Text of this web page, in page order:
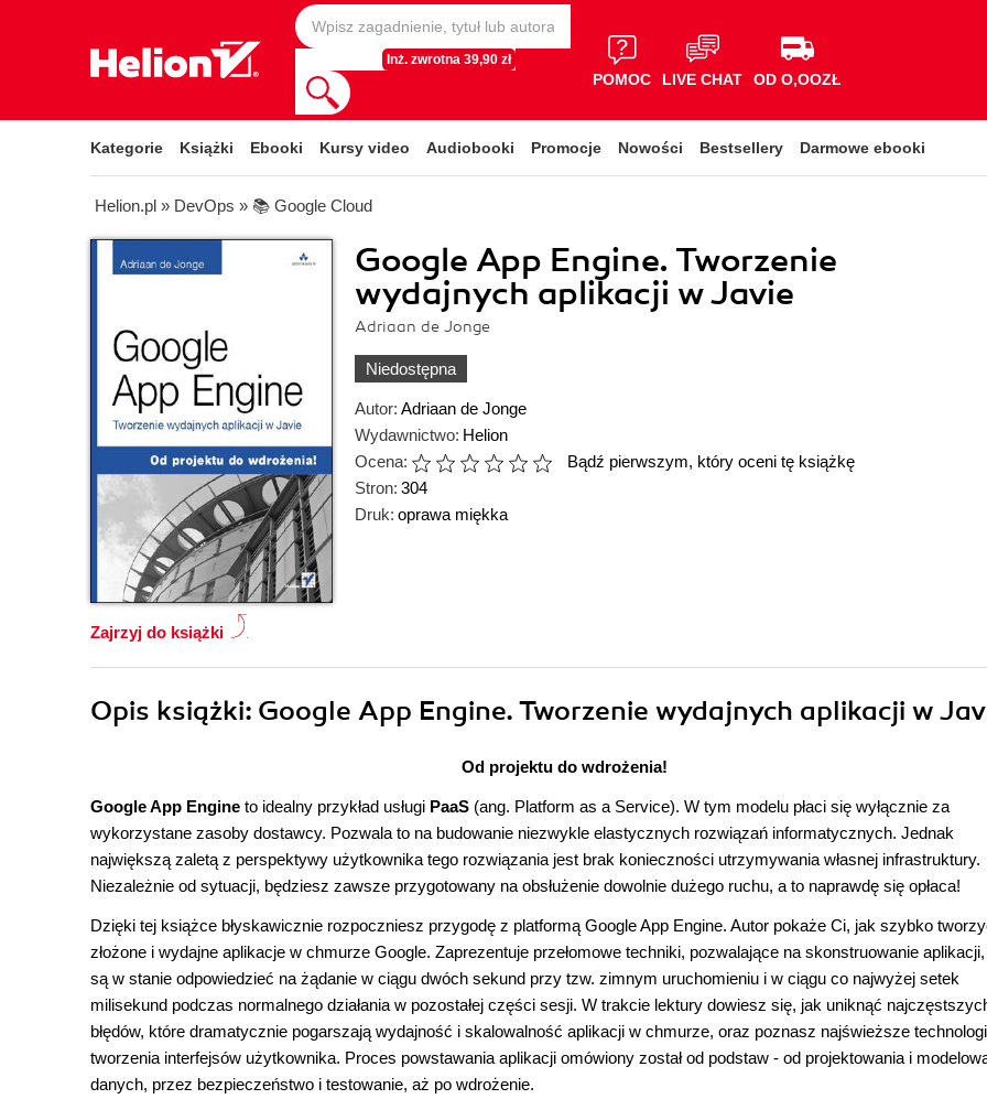
Inż. zwrotna 39,90 zł
POMOC LIVE CHAT OD O,OOZŁ
Kategorie Książki Ebooki Kursy video Audiobooki Promocje Nowości Bestsellery Darmowe ebooki
Helion.pl » DevOps » 📚 Google Cloud
Google App Engine. Tworzenie
wydajnych aplikacji w Javie
Adriaan de Jonge
Niedostępna
Zajrzyj do książki
Autor: Adriaan de Jonge
Wydawnictwo: Helion
Ocena:
Bądź pierwszym, który oceni tę książkę
Stron: 304
Druk: oprawa miękka
Opis książki: Google App Engine. Tworzenie wydajnych aplikacji w
Od projektu do wdrożenia!
Google App Engine to idealny przykład usługi PaaS (ang. Platform as a Service). W tym modelu płaci się wyłącznie za
wykorzystane zasoby dostawcy. Pozwala to na budowanie niezwykle elastycznych rozwiązań informatycznych. Jednak
największą zaletą z perspektywy użytkownika tego rozwiązania jest brak konieczności utrzymywania własnej infrastruktury.
Niezależnie od sytuacji, będziesz zawsze przygotowany na obsłużenie dowolnie dużego ruchu, a to naprawdę się opłaca!
Dzięki tej książce błyskawicznie rozpoczniesz przygodę z platformą Google App Engine. Autor pokaże Ci, jak szybko
złożone i wydajne aplikacje w chmurze Google. Zaprezentuje przełomowe techniki, pozwalające na skonstruowanie
są w stanie odpowiedzieć na żądanie w ciągu dwóch sekund przy tzw. zimnym uruchomieniu i w ciągu co najwyżej setek
milisekund podczas normalnego działania w pozostałej części sesji. W trakcie lektury dowiesz się, jak uniknąć
błędów, które dramatycznie pogarszają wydajność i skalowalność aplikacji w chmurze, oraz poznasz najświeższe
tworzenia interfejsów użytkownika. Proces powstawania aplikacji omówiony został od podstaw - od projektowania i
danych, przez bezpieczeństwo i testowanie, aż po wdrożenie.